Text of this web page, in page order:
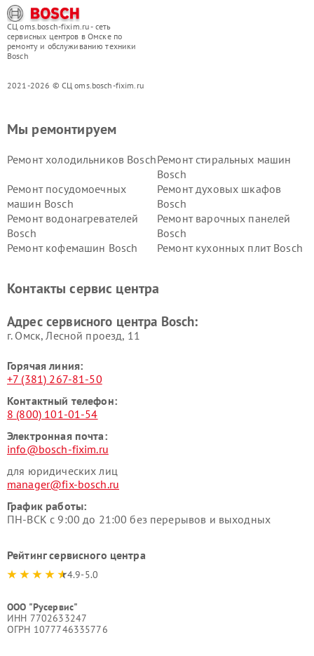
СЦ oms.bosch-fixim.ru - сеть
сервисных центров в Омске по
ремонту и обслуживанию техники
Bosch
2021-2026 © СЦ oms.bosch-fixim.ru
Мы ремонтируем
Ремонт холодильников BoschРемонт стиральных машин
Bosch
Ремонт посудомоечных
машин Bosch
Ремонт духовых шкафов
Bosch
Ремонт водонагревателей
Bosch
Ремонт варочных панелей
Bosch
Ремонт кофемашин Bosch
Ремонт кухонных плит Bosch
Ремонт сушильных автоматовРемонт морозильных камер
Контакты сервис центра
Адрес сервисного центра Bosch:
г. Омск, ​Лесной проезд, 11
Горячая линия:
+7 (381) 267-81-50
Контактный телефон:
8 (800) 101-01-54
Электронная почта:
info@bosch-fixim.ru
для юридических лиц
manager@fix-bosch.ru
График работы:
ПН-ВСК с 9:00 до 21:00 без перерывов и выходных
Рейтинг сервисного центра
4.9-5.0
ООО "Русервис"
ИНН 7702633247
ОГРН 1077746335776